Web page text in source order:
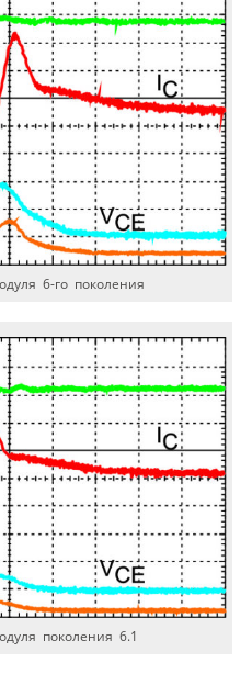
6-го поколения
поколения 6.1